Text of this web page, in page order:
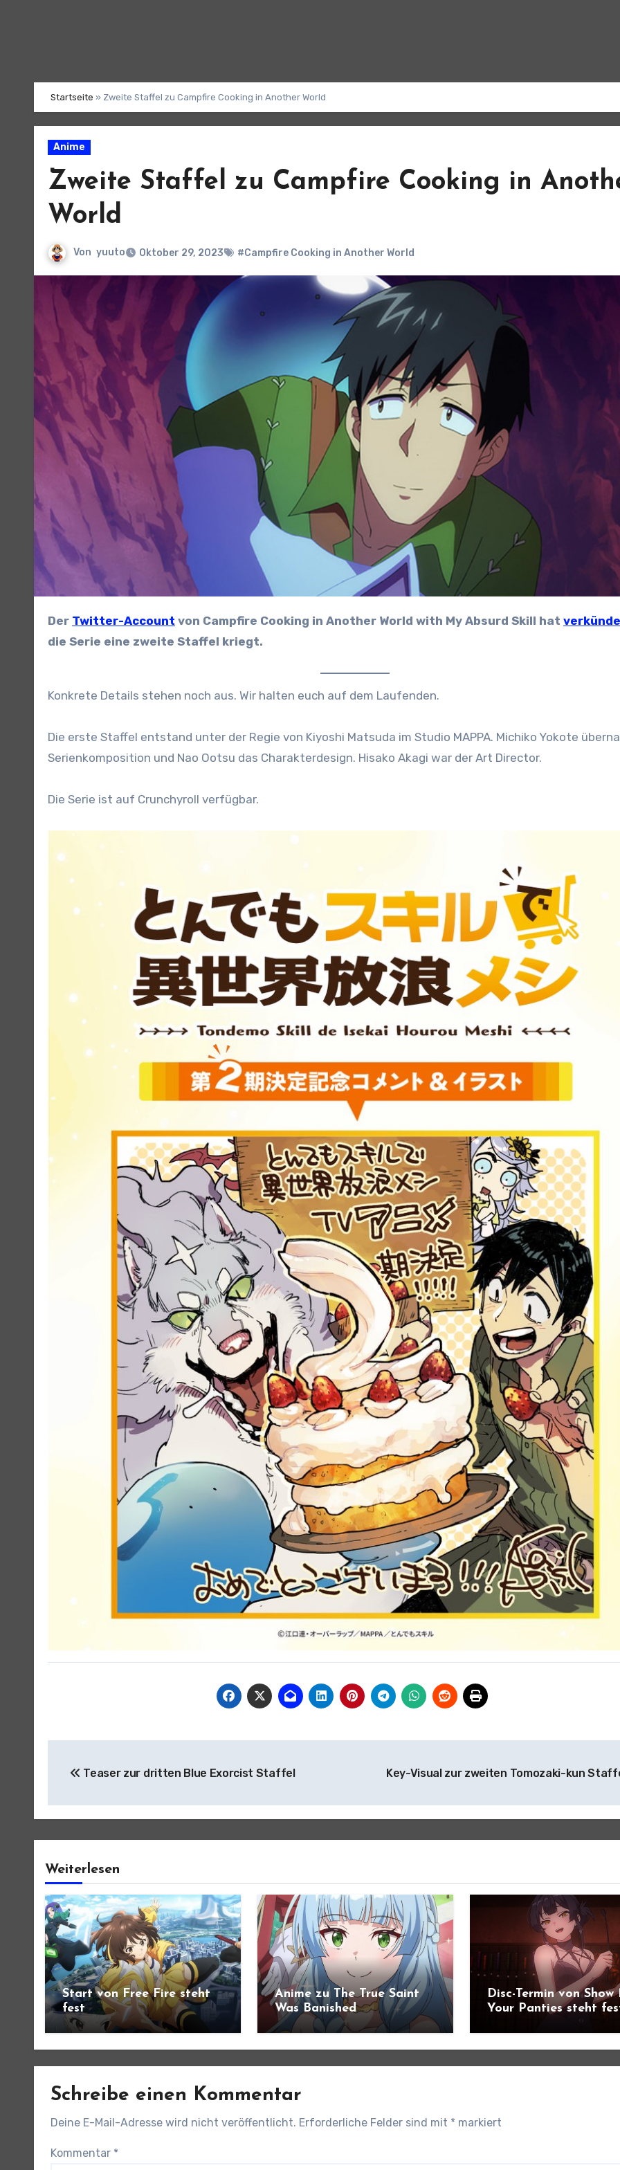
Startseite » Zweite Staffel zu Campfire Cooking in Another World
Anime
Zweite Staffel zu Campfire Cooking in
World
Von yuuto Oktober 29, 2023 #Campfire Cooking in Another World
Der Twitter-Account von Campfire Cooking in Another World with My Absurd Skill hat
die Serie eine zweite Staffel kriegt.
Konkrete Details stehen noch aus. Wir halten euch auf dem Laufenden.
Die erste Staffel entstand unter der Regie von Kiyoshi Matsuda im Studio MAPPA. Michiko Yokote
Serienkomposition und Nao Ootsu das Charakterdesign. Hisako Akagi war der Art Director.
Die Serie ist auf Crunchyroll verfügbar.
Teaser zur dritten Blue Exorcist Staffel Key-Visual zur zweiten Tomozaki-kun
Weiterlesen
Start von Free Fire steht
fest
Anime zu The True Saint
Was Banished
angekündigt
Disc-Termin von Show
Your Panties steht
Schreibe einen Kommentar
Deine E-Mail-Adresse wird nicht veröffentlicht. Erforderliche Felder sind mit * markiert
Kommentar *